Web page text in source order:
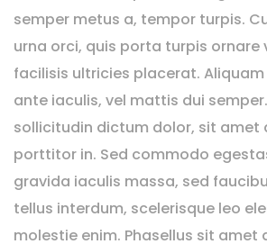
semper metus a, tempor turpis.
urna orci, quis porta turpis ornare
facilisis ultricies placerat.
ante iaculis, vel mattis dui
sollicitudin dictum dolor, sit amet
porttitor in. Sed commodo
gravida iaculis massa, sed
tellus interdum, scelerisque leo
molestie enim. Phasellus sit amet